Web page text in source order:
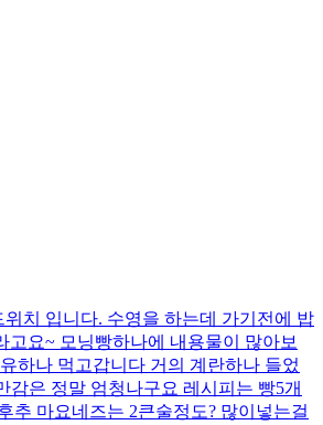
치 입니다. 수영을 하는데 가기전에 밥
고요~ 모닝빵하나에 내용물이 많아보
하나 먹고갑니다 거의 계란하나 들었
감은 정말 엄청나구요 레시피는 빵5개
추 마요네즈는 2큰술정도? 많이넣는걸